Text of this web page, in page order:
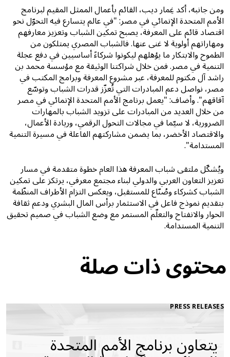
ومن جانبه، أكد غِمار ديب، القائم بأعمال الممثل المقيم لبرنامج
الأمم المتحدة الإنمائي في مصر: "في عالم يتسارع فيه التحوّل نحو
اقتصاد قائم على المعرفة، يصبح تمكين الشباب وتعزيز معارفهم
ومهاراتهم أولوية لا غنى عنها. فالشباب المصري يمتلكون من
الطموح والابتكار ما يؤهلهم ليكونوا شركاءً أساسيين في دفع عجلة
التنمية في مصر. فمن خلال شراكتنا الوثيقة مع مؤسسة محمد بن
راشد آل مكتوم للمعرفة، عبر مشروع المعرفة وبرامج المكتب في
مصر، نواصل دعم المبادرات التي تُعزّز قدرات الشباب وتوسّع
آفاقهم". وأضاف: "يعمل برنامج الأمم المتحدة الإنمائي في مصر
من خلال العديد من المبادرات على تزويد الشباب بالمهارات
الضرورية، لا سيّما في مجالات التحول الرقمي، وريادة الأعمال،
والاقتصاد الأخضر، بما يضمن مشاركتهم الفاعلة في مسيرة التنمية
المستدامة".
ويُشكّل ملتقى شباب المعرفة هذا العام خطوة متقدمة في مسار
تعزيز التعاون العربي والدولي لبناء مجتمع معرفي، يرتكز على تمكين
الشباب كشركاء وصُنّاع للمستقبل، ويعكس التزام الأطراف المنظّمة
بتقديم نموذج فاعل في الاستثمار برأس المال البشري ودعم ثقافة
الحوار والانفتاح والتعلّم المستمر مع وضع الشباب في صميم تحقيق
التنمية المستدامة.
محتوى ذات صلة
PRESS RELEASES
يتعاون برنامج الأمم المتحدة